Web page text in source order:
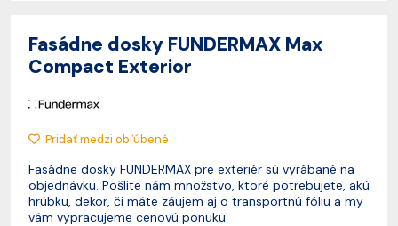
Fasádne dosky FUNDERMAX Max
Compact Exterior
Pridať medzi obľúbené
Fasádne dosky FUNDERMAX pre exteriér sú vyrábané na
objednávku. Pošlite nám množstvo, ktoré potrebujete, akú
hrúbku, dekor, či máte záujem aj o transportnú fóliu a my
vám vypracujeme cenovú ponuku.